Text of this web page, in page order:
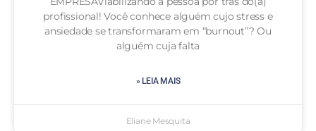
profissional! Você conhece alguém cujo stress e
ansiedade se transformaram em “burnout”? Ou
alguém cuja falta
» LEIA MAIS
Eliane Mesquita